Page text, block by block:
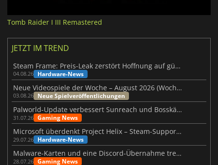
Tomb Raider I III Remastered
JETZT IM TREND
Steam Frame: Preis-Leak zerstört Hoffnung auf günstiges VR-Headset
04.08.26 Hardware-News
Neue Videospiele der Woche – August 2026 (Woche 32)
03.08.26 Neue Spielveröffentlichungen
Palworld-Update verbessert Sunreach und Bosskämpfe deutlich
31.07.26 Gaming News
Microsoft überdenkt Project Helix – Steam-Support gefährdet
29.07.26 Hardware-News
Malware-Karten und eine Discord-Übernahme treffen Meccha Chameleon
28.07.26 Gaming News